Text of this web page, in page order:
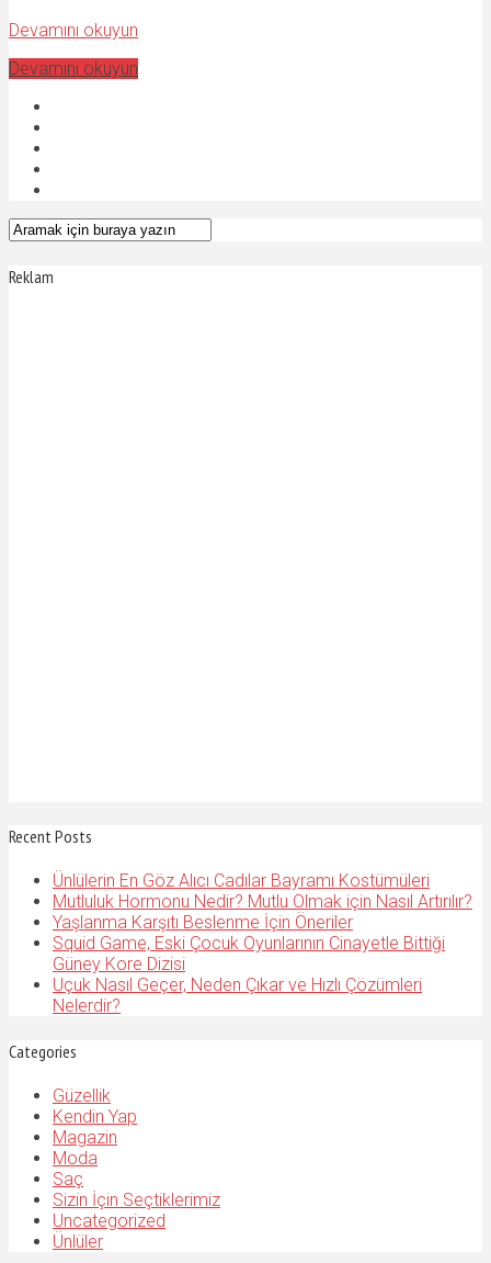
Devamını okuyun
Devamını okuyun
Reklam
Recent Posts
Ünlülerin En Göz Alıcı Cadılar Bayramı Kostümüleri
Mutluluk Hormonu Nedir? Mutlu Olmak için Nasıl Artırılır?
Yaşlanma Karşıtı Beslenme İçin Öneriler
Squid Game, Eski Çocuk Oyunlarının Cinayetle Bittiği
Güney Kore Dizisi
Uçuk Nasıl Geçer, Neden Çıkar ve Hızlı Çözümleri
Nelerdir?
Categories
Güzellik
Kendin Yap
Magazin
Moda
Saç
Sizin İçin Seçtiklerimiz
Uncategorized
Ünlüler